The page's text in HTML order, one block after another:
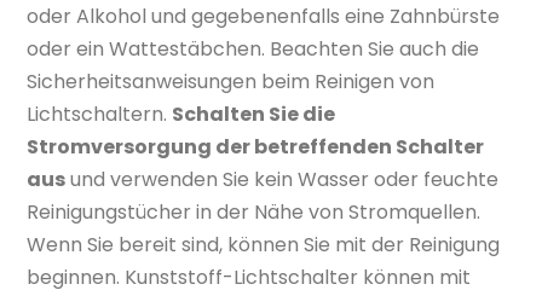
oder Alkohol und gegebenenfalls eine Zahnbürste
oder ein Wattestäbchen. Beachten Sie auch die
Sicherheitsanweisungen beim Reinigen von
Lichtschaltern. Schalten Sie die
Stromversorgung der betreffenden Schalter
ausund verwenden Sie kein Wasser oder feuchte
Reinigungstücher in der Nähe von Stromquellen.
Wenn Sie bereit sind, können Sie mit der Reinigung
beginnen. Kunststoff-Lichtschalter können mit